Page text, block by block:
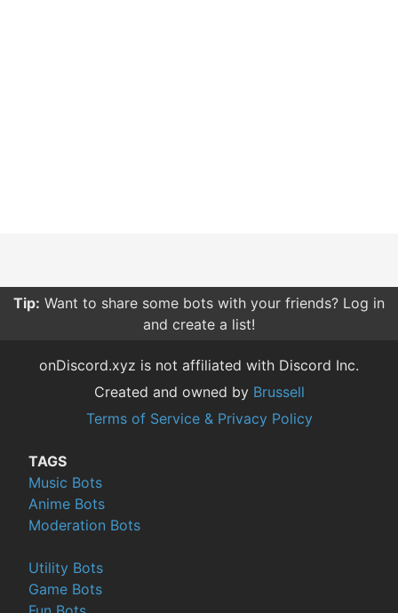
Tip: Want to share some bots with your friends? Log in
and create a list!
onDiscord.xyz is not affiliated with Discord Inc.
Created and owned by Brussell
Terms of Service & Privacy Policy
TAGS
Music Bots
Anime Bots
Moderation Bots
Utility Bots
Game Bots